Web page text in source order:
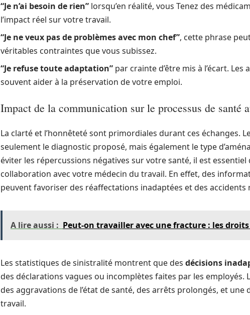
“Je n’ai besoin de rien” lorsqu’en réalité, vous Tenez des
l’impact réel sur votre travail.
“Je ne veux pas de problèmes avec mon chef”, cette phrase
véritables contraintes que vous subissez.
“Je refuse toute adaptation” par crainte d’être mis à l’écart.
souvent aider à la préservation de votre emploi.
Impact de la communication sur le processus de santé
La clarté et l’honnêteté sont primordiales durant ces échanges.
seulement le diagnostic proposé, mais également le type
éviter les répercussions négatives sur votre santé, il est essentiel
collaboration avec votre médecin du travail. En effet, des
peuvent favoriser des réaffectations inadaptées et des accidents
A lire aussi : Peut-on travailler avec une fracture : les
Les statistiques de sinistralité montrent que des décisions
des déclarations vagues ou incomplètes faites par les employés.
des aggravations de l’état de santé, des arrêts prolongés, et
travail.